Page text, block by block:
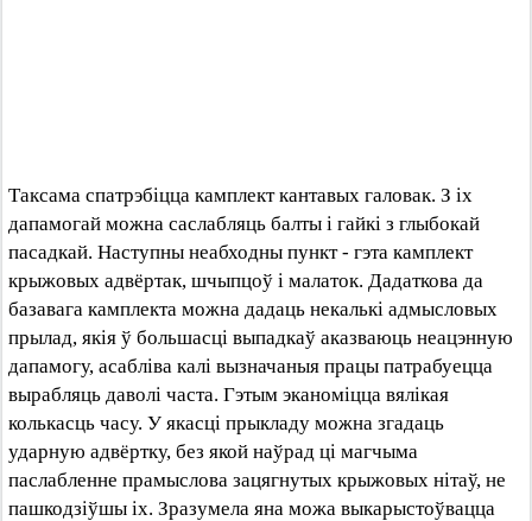
Таксама спатрэбіцца камплект кантавых галовак. З іх
дапамогай можна саслабляць балты і гайкі з глыбокай
пасадкай. Наступны неабходны пункт - гэта камплект
крыжовых адвёртак, шчыпцоў і малаток. Дадаткова да
базавага камплекта можна дадаць некалькі адмысловых
прылад, якія ў большасці выпадкаў аказваюць неацэнную
дапамогу, асабліва калі вызначаныя працы патрабуецца
вырабляць даволі часта. Гэтым эканоміцца вялікая
колькасць часу. У якасці прыкладу можна згадаць
ударную адвёртку, без якой наўрад ці магчыма
паслабленне прамыслова зацягнутых крыжовых нітаў, не
пашкодзіўшы іх. Зразумела яна можа выкарыстоўвацца